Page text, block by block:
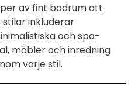
av fint badrum att
stilar inkluderar
och spa-
möbler och inredning
varje stil.